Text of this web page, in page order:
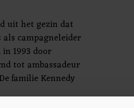
uit het gezin dat
campagneleider
1993 door
tot ambassadeur
familie Kennedy